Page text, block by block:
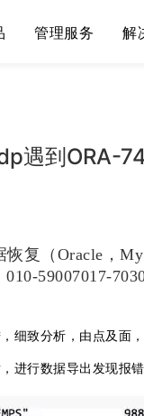
管理服务 解
遇到ORA-
恢复（Oracle，
010-59007017-
细致分析，由点及面
进行数据导出发现报